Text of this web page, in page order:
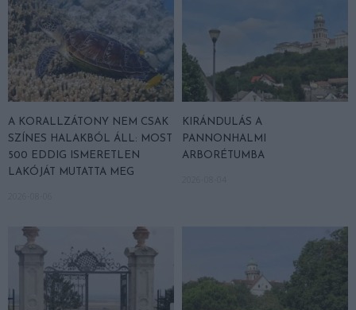
A KORALLZÁTONY NEM CSAK
SZÍNES HALAKBÓL ÁLL: MOST
500 EDDIG ISMERETLEN
LAKÓJÁT MUTATTA MEG
KIRÁNDULÁS A
PANNONHALMI
ARBORÉTUMBA